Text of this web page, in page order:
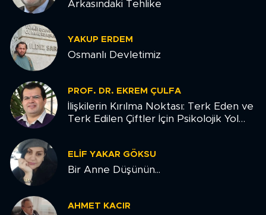
Arkasındaki Tehlike
YAKUP ERDEM
Osmanlı Devletimiz
PROF. DR. EKREM ÇULFA
İlişkilerin Kırılma Noktası: Terk Eden ve
Terk Edilen Çiftler İçin Psikolojik Yol
ELIF YAKAR GÖKSU
Bir Anne Düşünün...
AHMET KACIR